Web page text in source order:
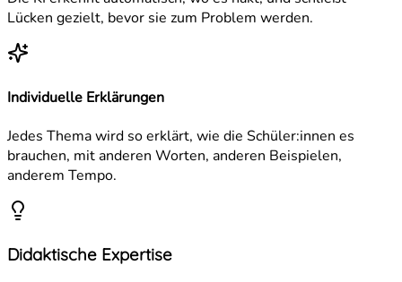
Lücken gezielt, bevor sie zum Problem werden.
Individuelle Erklärungen
Jedes Thema wird so erklärt, wie die Schüler:innen es
brauchen, mit anderen Worten, anderen Beispielen,
anderem Tempo.
Didaktische Expertise